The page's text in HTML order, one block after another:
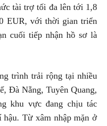
tài trợ tối đa lên tới 1,8
EUR, với thời gian triển
cuối tiếp nhận hồ sơ là
trình trải rộng tại nhiều
Đà Nẵng, Tuyên Quang,
khu vực đang chịu tác
Từ xâm nhập mặn ở